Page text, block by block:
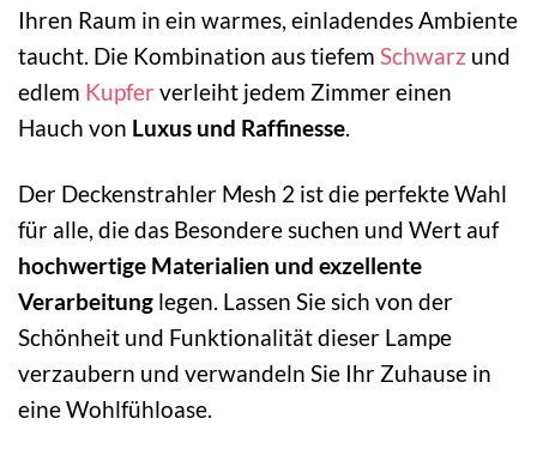
Ihren Raum in ein warmes, einladendes Ambiente
taucht. Die Kombination aus tiefem Schwarz und
edlem Kupfer verleiht jedem Zimmer einen
Hauch von Luxus und Raffinesse.
Der Deckenstrahler Mesh 2 ist die perfekte Wahl
für alle, die das Besondere suchen und Wert auf
hochwertige Materialien und exzellente
Verarbeitung legen. Lassen Sie sich von der
Schönheit und Funktionalität dieser Lampe
verzaubern und verwandeln Sie Ihr Zuhause in
eine Wohlfühloase.